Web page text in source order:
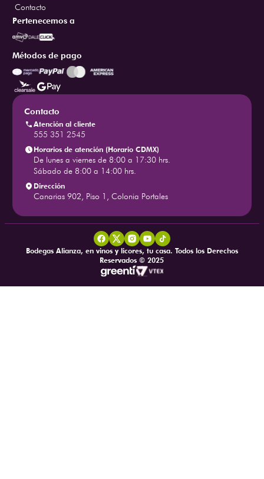
Contacto
Pertenecemos a
Métodos de pago
Contacto
Atención al cliente
555 351 2545
Horarios de atención (Horario CDMX)
De lunes a viernes de 8:00 a 17:30 hrs.
Sábado de 8:00 a 14:00 hrs.
Dirección
Canarias 902, Piso 1, Colonia Portales
Bodegas Alianza, en vinos y licores, tu casa. Todos los Derechos
Reservados © 2025